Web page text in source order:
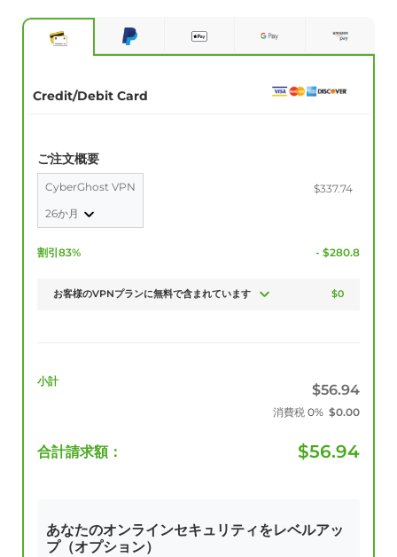
Credit/Debit Card
ご注文概要
CyberGhost VPN
26か月
$337.74
割引83% - $280.8
お客様のVPNプランに無料で含まれています $0
小計
$56.94
消費税 0% $0.00
合計請求額： $56.94
あなたのオンラインセキュリティをレベルアッ
プ（オプション）